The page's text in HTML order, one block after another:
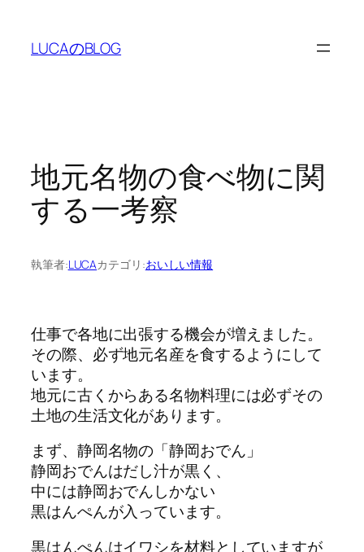
LUCAのBLOG
地元名物の食べ物に関
する一考察
執筆者:LUCAカテゴリ:おいしい情報
仕事で各地に出張する機会が増えました。
その際、必ず地元名産を食するようにして
います。
地元に古くからある名物料理には必ずその
土地の生活文化があります。
まず、静岡名物の「静岡おでん」
静岡おでんはだし汁が黒く、
中には静岡おでんしかない
黒はんぺんが入っています。
黒はんぺんはイワシを材料としていますが